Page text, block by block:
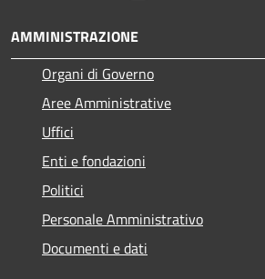
AMMINISTRAZIONE
Organi di Governo
Aree Amministrative
Uffici
Enti e fondazioni
Politici
Personale Amministrativo
Documenti e dati